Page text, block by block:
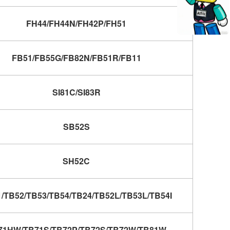
FH44/FH44N/FH42P/FH51
FB51/FB55G/FB82N/FB51R/FB11
SI81C/SI83R
SB52S
SH52C
TB52/TB53/TB54/TB24/TB52L/TB53L/TB54I